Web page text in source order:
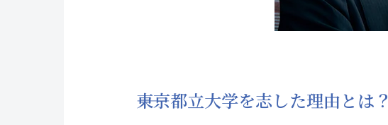
――東京都立大学を志した理由とは？